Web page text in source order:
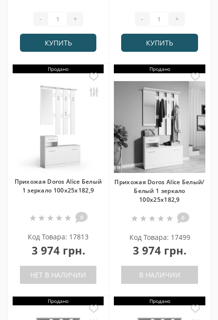
- +
КУПИТЬ
- +
КУПИТЬ
Продано
Прихожая Doros Alice Белый
1 зеркало 100х25х182,9
0
Код Товара: 17813
3 974 грн.
НЕТ В НАЛИЧИИ
Продано
Прихожая Doros Alice Белый/
Белый 1 зеркало
100х25х182,9
0
Код Товара: 17499
3 974 грн.
В НАЛИЧИИ
Продано Продано